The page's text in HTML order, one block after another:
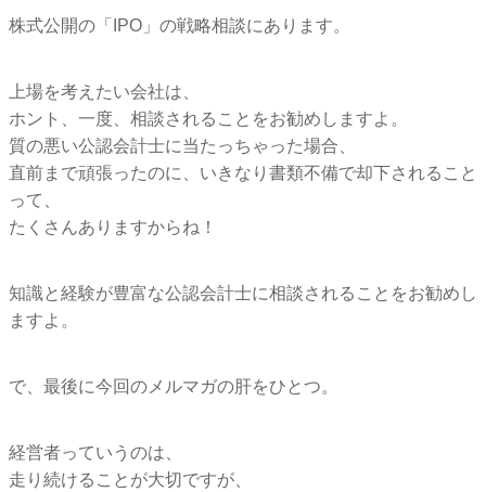
株式公開の「IPO」の戦略相談にあります。
上場を考えたい会社は、
ホント、一度、相談されることをお勧めしますよ。
質の悪い公認会計士に当たっちゃった場合、
直前まで頑張ったのに、いきなり書類不備で却下されること
って、
たくさんありますからね！
知識と経験が豊富な公認会計士に相談されることをお勧めし
ますよ。
で、最後に今回のメルマガの肝をひとつ。
経営者っていうのは、
走り続けることが大切ですが、